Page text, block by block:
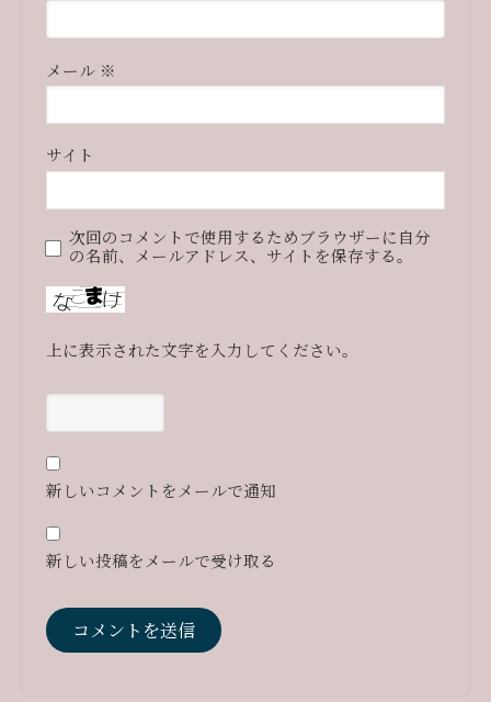
メール ※
サイト
次回のコメントで使用するためブラウザーに自分
の名前、メールアドレス、サイトを保存する。
上に表示された文字を入力してください。
新しいコメントをメールで通知
新しい投稿をメールで受け取る